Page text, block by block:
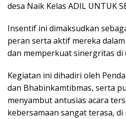
desa Naik Kelas ADIL UNTUK
Insentif ini dimaksudkan
peran serta aktif mereka
dan memperkuat sinergritas di
Kegiatan ini dihadiri oleh
dan Bhabinkamtibmas, serta
menyambut antusias acara
kebersamaan sangat terasa,